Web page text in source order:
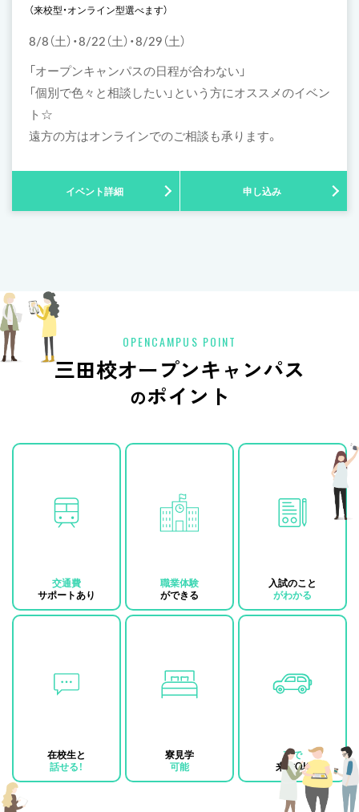
（来校型・オンライン型選べます）
8/8（土）・8/22（土）・8/29（土）
「オープンキャンパスの日程が合わない」
「個別で色々と相談したい」という方にオススメのイベン
ト☆
遠方の方はオンラインでのご相談も承ります。
イベント詳細 申し込み
OPENCAMPUS POINT
三田校オープンキャンパス
のポイント
交通費
サポートあり
職業体験
ができる
入試のこと
がわかる
在校生と
話せる！
寮見学
可能
車で
来校OK